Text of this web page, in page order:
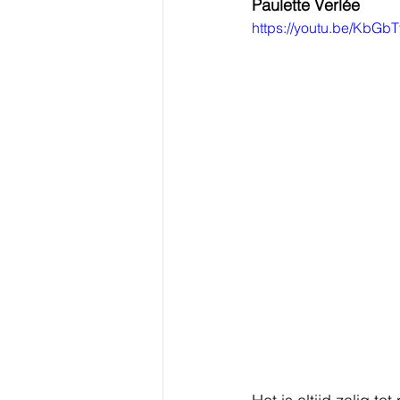
Paulette Verlée
https://youtu.be/